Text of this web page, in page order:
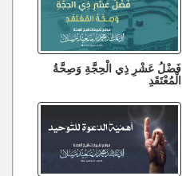
فَضْلُ عَشْرِ ذِي الْحِجَّةِ وَصِحَّةُ
الْمُعْتَقَدِ